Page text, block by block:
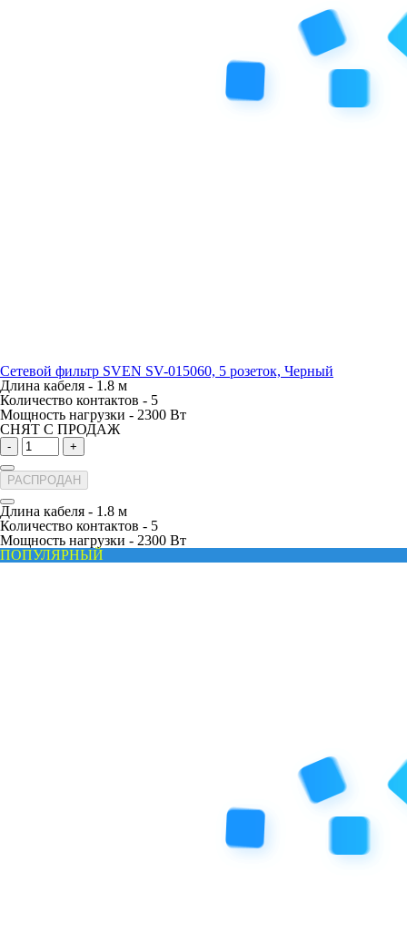
Сетевой фильтр SVEN SV-015060, 5 розеток, Черный
Длина кабеля - 1.8 м
Количество контактов - 5
Мощность нагрузки - 2300 Вт
СНЯТ С ПРОДАЖ
- +
РАСПРОДАН
Длина кабеля - 1.8 м
Количество контактов - 5
Мощность нагрузки - 2300 Вт
ПОПУЛЯРНЫЙ